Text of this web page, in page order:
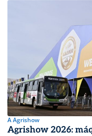
A Agrishow
Agrishow 2026: